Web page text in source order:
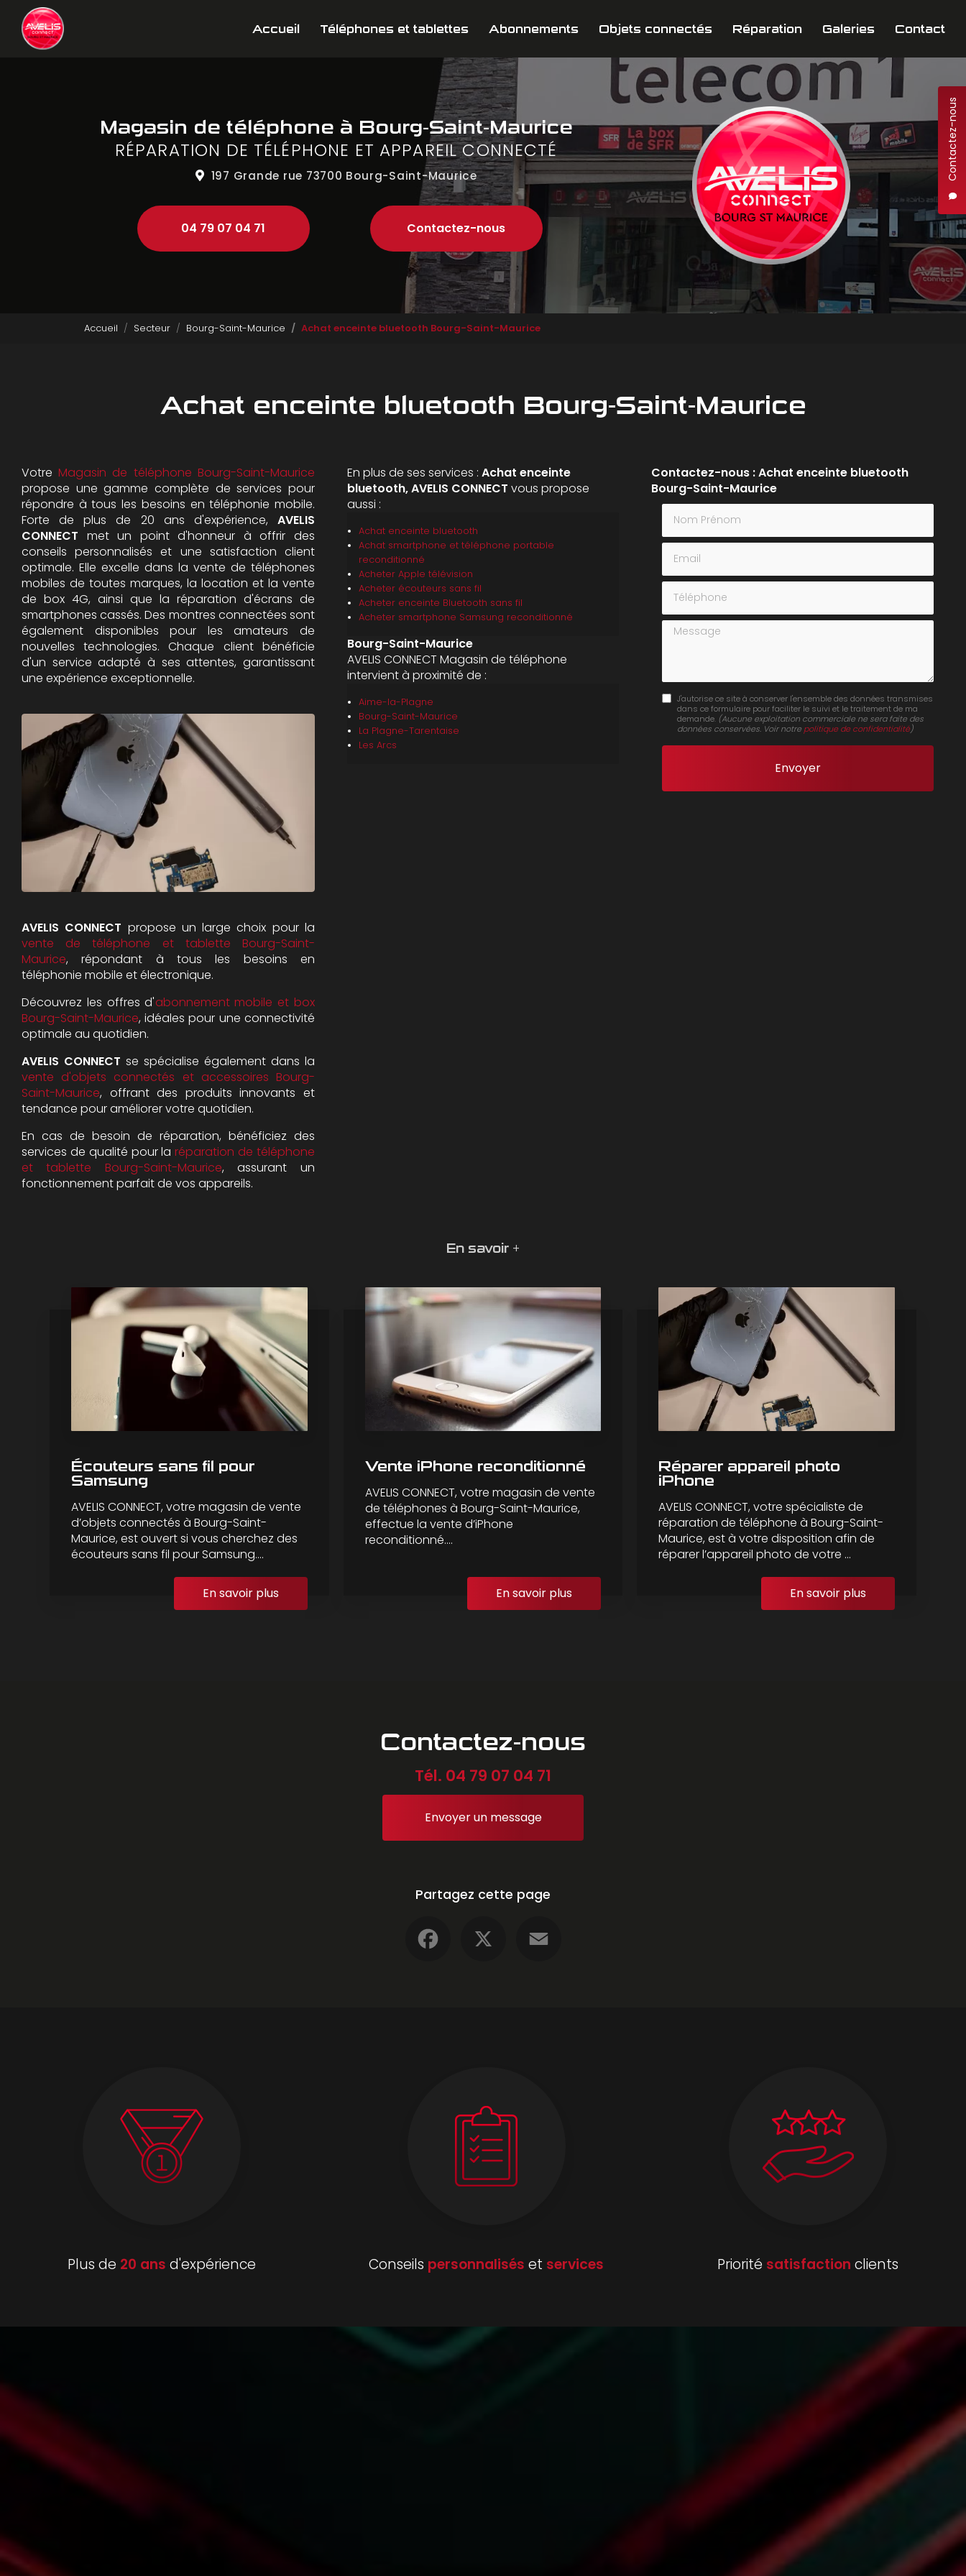
contenu
principal
Contactez-nous
Accueil
Téléphones et tablettes Abonnements Objets connectés Réparation Galeries Contact
Magasin de téléphone à Bourg-Saint-Maurice
RÉPARATION DE TÉLÉPHONE ET APPAREIL CONNECTÉ
197 Grande rue 73700 Bourg-Saint-Maurice
04 79 07 04 71 Contactez-nous
Accueil Secteur Bourg-Saint-Maurice Achat enceinte bluetooth Bourg-Saint-Maurice
Achat enceinte bluetooth Bourg-Saint-Maurice
Votre Magasin de téléphone Bourg-Saint-Maurice
propose une gamme complète de services pour
répondre à tous les besoins en téléphonie mobile.
Forte de plus de 20 ans d'expérience, AVELIS
CONNECT met un point d'honneur à offrir des
conseils personnalisés et une satisfaction client
optimale. Elle excelle dans la vente de téléphones
mobiles de toutes marques, la location et la vente
de box 4G, ainsi que la réparation d'écrans de
smartphones cassés. Des montres connectées sont
également disponibles pour les amateurs de
nouvelles technologies. Chaque client bénéficie
d'un service adapté à ses attentes, garantissant
une expérience exceptionnelle.
AVELIS CONNECT propose un large choix pour la
vente de téléphone et tablette Bourg-Saint-
Maurice, répondant à tous les besoins en
téléphonie mobile et électronique.
Découvrez les offres d'abonnement mobile et box
Bourg-Saint-Maurice, idéales pour une connectivité
optimale au quotidien.
AVELIS CONNECT se spécialise également dans la
vente d'objets connectés et accessoires Bourg-
Saint-Maurice, offrant des produits innovants et
tendance pour améliorer votre quotidien.
En cas de besoin de réparation, bénéficiez des
services de qualité pour laréparation de téléphone
et tablette Bourg-Saint-Maurice, assurant un
fonctionnement parfait de vos appareils.
En plus de ses services : Achat enceinte
bluetooth, AVELIS CONNECT vous propose
aussi :
Achat enceinte bluetooth
Achat smartphone et téléphone portable
reconditionné
Acheter Apple télévision
Acheter écouteurs sans fil
Acheter enceinte Bluetooth sans fil
Acheter smartphone Samsung reconditionné
Bourg-Saint-Maurice
AVELIS CONNECT Magasin de téléphone
intervient à proximité de :
Aime-la-Plagne
Bourg-Saint-Maurice
La Plagne-Tarentaise
Les Arcs
Contactez-nous : Achat enceinte bluetooth
Bourg-Saint-Maurice
Nom Prénom
Email
Téléphone
Message
J'autorise ce site à conserver l'ensemble des données transmises
dans ce formulaire pour faciliter le suivi et le traitement de ma
demande. (Aucune exploitation commerciale ne sera faite des
données conservées. Voir notre politique de confidentialité)
En savoir +
Écouteurs sans fil pour
Samsung
AVELIS CONNECT, votre magasin de vente
d’objets connectés à Bourg-Saint-
Maurice, est ouvert si vous cherchez des
écouteurs sans fil pour Samsung....
En savoir plus
Vente iPhone reconditionné
AVELIS CONNECT, votre magasin de vente
de téléphones à Bourg-Saint-Maurice,
effectue la vente d’iPhone
reconditionné....
En savoir plus
Réparer appareil photo
iPhone
AVELIS CONNECT, votre spécialiste de
réparation de téléphone à Bourg-Saint-
Maurice, est à votre disposition afin de
réparer l’appareil photo de votre ...
En savoir plus
Contactez-nous
Tél. 04 79 07 04 71
Envoyer un message
Partagez cette page
Plus de 20 ans d'expérience Conseils personnalisés et services Priorité satisfaction clients